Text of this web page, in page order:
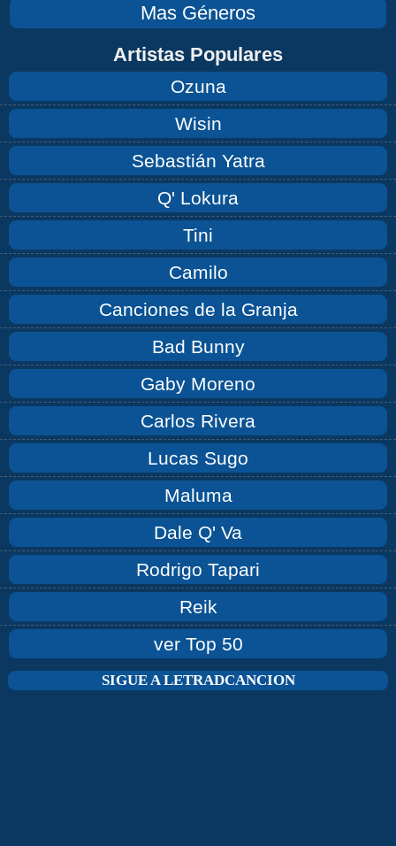
Mas Géneros
Artistas Populares
Ozuna
Wisin
Sebastián Yatra
Q' Lokura
Tini
Camilo
Canciones de la Granja
Bad Bunny
Gaby Moreno
Carlos Rivera
Lucas Sugo
Maluma
Dale Q' Va
Rodrigo Tapari
Reik
ver Top 50
SIGUE A LETRADCANCION